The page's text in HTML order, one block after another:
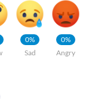
0%
Sad
0%
Angry